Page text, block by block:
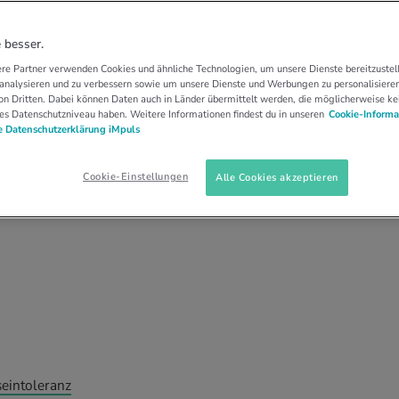
Alles,
musst
unangenehm sein. Erfahre, was genau eine
ob du betroffen bist und was du
für den Alltag und feine Rezepte warten auf
besser.
Partner verwenden Cookies und ähnliche Technologien, um unsere Dienste
und zu verbessern sowie um unsere Dienste und Werbungen zu
Dritten. Dabei können Daten auch in Länder übermittelt werden, die möglicherweise
Datenschutzniveau haben. Weitere Informationen findest du in unseren Cookie-
Datenschutzerklärung iMpuls
Cookie-Einstellungen Alle Cookies akzeptieren